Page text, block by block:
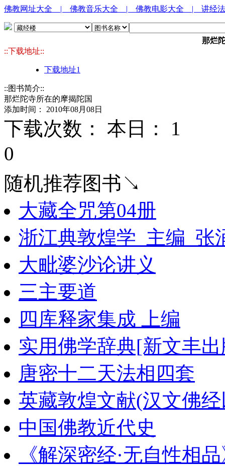
佛教网址大全 | 佛教音乐大全 | 佛教电影大全 | 讲经
那烂
::下载地址::
下载地址1
::图书简介::
那烂陀寺所在的摩揭陀国
添加时间： 2010年08月08日
下载次数： 本日： 1
0
随机推荐图书↘
大藏全咒第04册
浙江典敦煌学_主编_张
大毗婆沙论讲义
三主要道
四库释家集成 上编
实用佛学辞典[新文丰
唐密十二天法相四套
英藏敦煌文献(汉文佛
中国佛教近代史
《解深密经·无自性相